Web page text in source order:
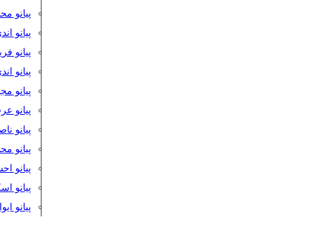
پیانو
پیانو
پیانو
پیانو
پیانو
پیانو
پیانو
پیانو
پیانو
پیانو
پیانو